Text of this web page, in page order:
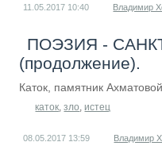
11.05.2017 10:40 Владимир
ПОЭЗИЯ -
(продолжение).
Каток, памятник Ахматовой
каток,зло, истец
08.05.2017 13:59 Владимир